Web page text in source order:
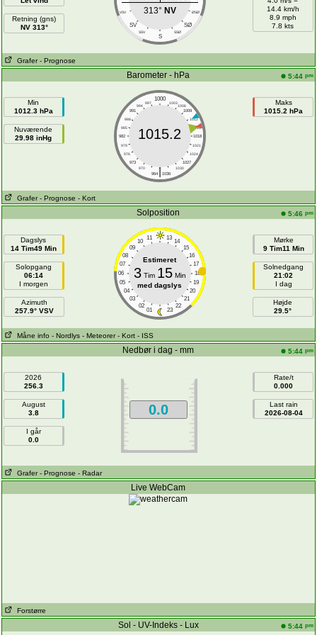
Retning (gns)
NV 313°
VSV ØSØ
SV SØ
SSV SSØ
S
313° NV
14.4 km/h
8.9 mph
7.8 kts
Grafer - Prognose
Barometer - hPa 5:44 pm
Min
1012.3 hPa
Nuværende
29.98 inHg
1000
997 1003
994
1006
991
1009
988
1012
985
1015
982
1018
979
1021
976
1024
973
1027
970
1030
|
964 1036
1015.2
Maks
1015.2 hPa
Grafer - Prognose - Kort
Solposition 5:46 pm
Dagslys
14 Tim49 Min
Solopgang
06:14
I morgen
Azimuth
257.9° VSV
11 13
10
14
09
15
08
16
07
17
06
18
05
19
04
20
03
21
02
22
01 23
Estimeret
3Tim 15Min
med dagslys
Mørke
9 Tim11 Min
Solnedgang
21:02
I dag
Højde
29.5°
Måne info - Nordlys - Meteorer - Kort - ISS
Nedbør i dag - mm 5:44 pm
2026
256.3
August
3.8
I går
0.0
0.0
Rate/t
0.000
Last rain
2026-08-04
Grafer - Prognose - Radar
Live WebCam
Forstørre
Sol - UV-Indeks - Lux 5:44 pm